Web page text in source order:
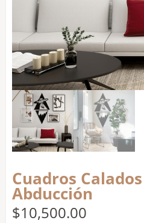
Cuadros
Abducción
$10,500.00